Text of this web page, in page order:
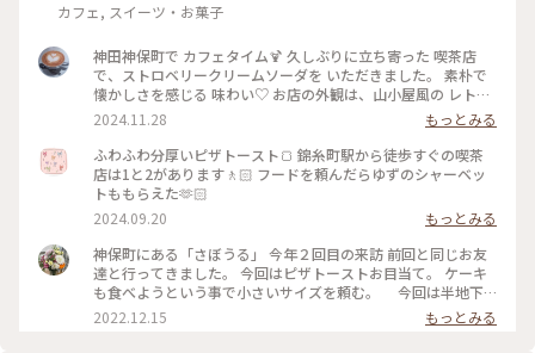
カフェ, スイーツ・お菓子
神田神保町で カフェタイム🍹 久しぶりに立ち寄った 喫茶店
で、ストロベリークリームソーダを いただきました。 素朴で
懐かしさを感じる 味わい♡ お店の外観は、山小屋風の レトロ
な佇まい、 ダイヤル式の 赤電話も 懐かしい♡ (この赤電話、
今でも現役らしいのですが、確かなところは不明です) 店内
も、小スペースながら 落ち着いた雰囲気、一人でまったりす
るのには、心地よい場所です。 開業したのは、約70年前なの
だそう。 創業当時から 受け継がれた 数々のメニューは、今も
健在、今回 いただいた クリームソーダも、その中のひとつで
す。 最近、あちらこちらで 目にするようになった カラフルな
クリームソーダは、こちらのお店から 始まったのだとか。 何
とも、歴史を感じさせてくれます。 コーヒーをいただくつもり
でしたが、この日は 気温が高く、冷たい飲み物で 季節外れの
クールダウン💦 これで、クリームソーダは、飲み納めかなぁ…
なんて思いながら、ゆっくりと味わって いただきました。 #カ
2024.11.28
もっとみる
ふわふわ分厚いピザトースト🍞 錦糸町駅から徒歩すぐの喫茶
店は1と2があります🚶🏻 フードを頼んだらゆずのシャーベッ
トももらえた🫶🏻
2024.09.20
もっとみる
神保町にある「さぼうる」 今年２回目の来訪 前回と同じお友
達と行ってきました。 今回はピザトーストお目当て。 ケーキ
も食べようという事で小さいサイズを頼む。 今回は半地下
の席に通されて。 場所も駅前、老舗有名店だけあって、平日な
のに ひっきりなしに来客が。混雑してました。 お口なおしに
2022.12.15 もっとみる